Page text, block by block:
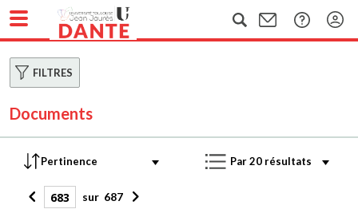
FILTRES
Documents
sur 687